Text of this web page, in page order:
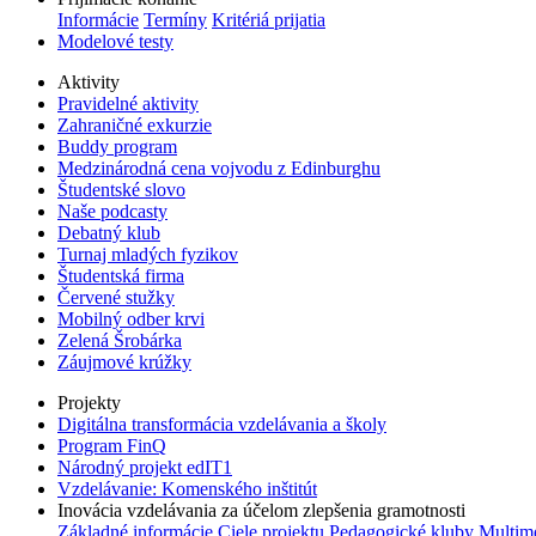
Informácie Termíny Kritériá prijatia
Modelové testy
Aktivity
Pravidelné aktivity
Zahraničné exkurzie
Buddy program
Medzinárodná cena vojvodu z Edinburghu
Študentské slovo
Naše podcasty
Debatný klub
Turnaj mladých fyzikov
Študentská firma
Červené stužky
Mobilný odber krvi
Zelená Šrobárka
Záujmové krúžky
Projekty
Digitálna transformácia vzdelávania a školy
Program FinQ
Národný projekt edIT1
Vzdelávanie: Komenského inštitút
Inovácia vzdelávania za účelom zlepšenia gramotnosti